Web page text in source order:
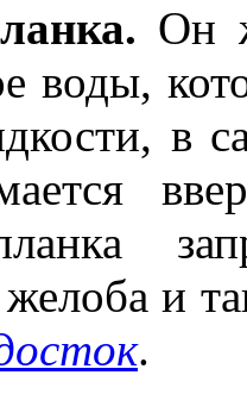
Он
воды,
в
и
.